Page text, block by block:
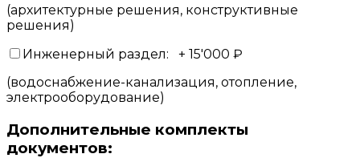
(архитектурные решения, конструктивные
решения)
Инженерный раздел:
+ 15'000 ₽
(водоснабжение-канализация, отопление,
электрооборудование)
Дополнительные комплекты
документов: